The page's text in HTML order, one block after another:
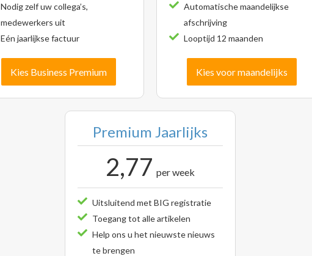
Nodig zelf uw collega’s,
medewerkers uit
Eén jaarlijkse factuur
Kies Business Premium
Automatische maandelijkse
afschrijving
Looptijd 12 maanden
Kies voor maandelijks
Premium Jaarlijks
2,77 per week
Uitsluitend met BIG registratie
Toegang tot alle artikelen
Help ons u het nieuwste nieuws
te brengen